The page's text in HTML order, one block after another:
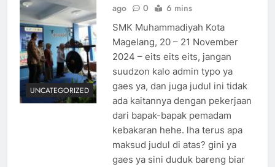
UNCATEGORIZED
ago
0 6 mins
SMK Muhammadiyah Kota
Magelang, 20 – 21 November
2024 – eits eits eits, jangan
suudzon kalo admin typo ya
gaes ya, dan juga judul ini tidak
ada kaitannya dengan pekerjaan
dari bapak-bapak pemadam
kebakaran hehe. lha terus apa
maksud judul di atas? gini ya
gaes ya sini duduk bareng biar